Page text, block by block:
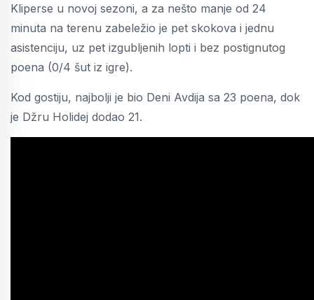
Kliperse u novoj sezoni, a za nešto manje od 24
minuta na terenu zabeležio je pet skokova i jednu
asistenciju, uz pet izgubljenih lopti i bez postignutog
poena (0/4 šut iz igre).
Kod gostiju, najbolji je bio Deni Avdija sa 23 poena, dok
je Džru Holidej dodao 21.